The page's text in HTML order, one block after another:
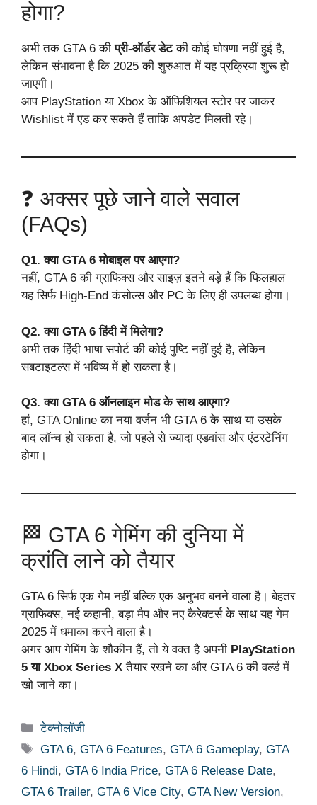
होगा?
अभी तक GTA 6 कीप्री-ऑर्डर डेटकी कोई घोषणा नहीं हुई है,
लेकिन संभावना है कि 2025 की शुरुआत में यह प्रक्रिया शुरू हो
जाएगी।
आप PlayStation या Xbox के ऑफिशियल स्टोर पर जाकर
Wishlist में एड कर सकते हैं ताकि अपडेट मिलती रहे।
❓ अक्सर पूछे जाने वाले सवाल
(FAQs)
Q1. क्या GTA 6 मोबाइल पर आएगा?
नहीं, GTA 6 की ग्राफिक्स और साइज़ इतने बड़े हैं कि फिलहाल
यह सिर्फ High-End कंसोल्स और PC के लिए ही उपलब्ध होगा।
Q2. क्या GTA 6 हिंदी में मिलेगा?
अभी तक हिंदी भाषा सपोर्ट की कोई पुष्टि नहीं हुई है, लेकिन
सबटाइटल्स में भविष्य में हो सकता है।
Q3. क्या GTA 6 ऑनलाइन मोड के साथ आएगा?
हां, GTA Online का नया वर्जन भी GTA 6 के साथ या उसके
बाद लॉन्च हो सकता है, जो पहले से ज्यादा एडवांस और एंटरटेनिंग
होगा।
🏁 GTA 6 गेमिंग की दुनिया में
क्रांति लाने को तैयार
GTA 6 सिर्फ एक गेम नहीं बल्कि एक अनुभव बनने वाला है। बेहतर
ग्राफिक्स, नई कहानी, बड़ा मैप और नए कैरेक्टर्स के साथ यह गेम
2025 में धमाका करने वाला है।
अगर आप गेमिंग के शौकीन हैं, तो ये वक्त है अपनी PlayStation
5 या Xbox Series X तैयार रखने का और GTA 6 की वर्ल्ड में
खो जाने का।
Categories
टेक्नोलॉजी
Tags
GTA 6,GTA 6 Features,GTA 6 Gameplay,GTA
6 Hindi, GTA 6 India Price, GTA 6 Release Date,
GTA 6 Trailer, GTA 6 Vice City, GTA New Version,